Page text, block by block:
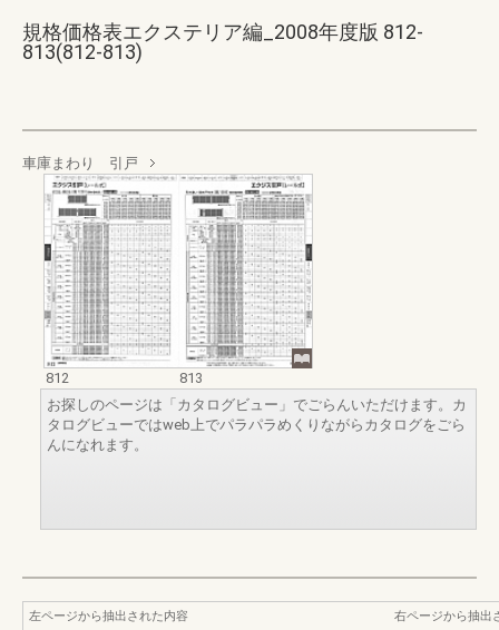
規格価格表エクステリア編_2008年度版 812-
813(812-813)
車庫まわり 引戸
812
813
お探しのページは「カタログビュー」でごらんいただけます。カ
タログビューではweb上でパラパラめくりながらカタログをごら
んになれます。
左ページから抽出された内容
右ページから抽出